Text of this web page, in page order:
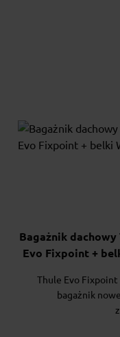
Bagażnik
Evo Fixpoint +
Thule Evo
bagażnik